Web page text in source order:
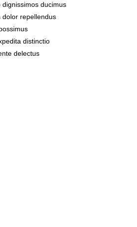
ducimus
dolor repellendus
distinctio
delectus